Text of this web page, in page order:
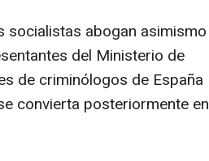
socialistas abogan asimismo
del Ministerio de
de criminólogos de España
convierta posteriormente en